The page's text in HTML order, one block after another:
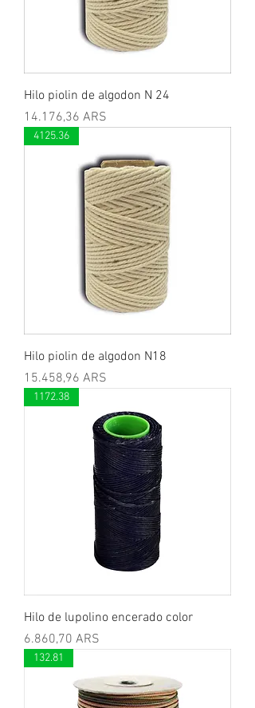
Hilo piolin de algodon N 24
Preis
14.176,36 ARS
4125.36
Hilo piolin de algodon N18
Preis
15.458,96 ARS
1172.38
Hilo de lupolino encerado color
Preis
6.860,70 ARS
132.81